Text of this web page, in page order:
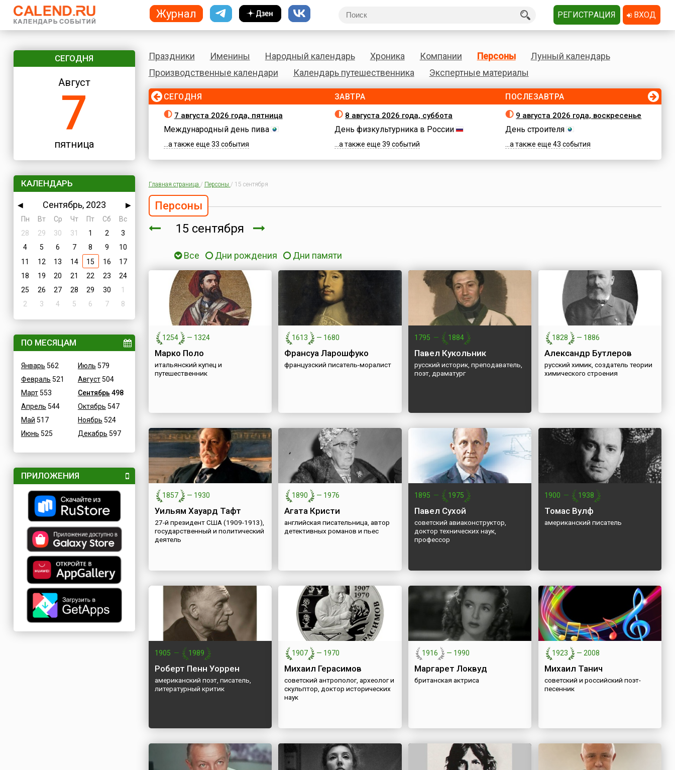
СЕГОДНЯ
Август
7
пятница
КАЛЕНДАРЬ
◀ Сентябрь, 2023
▶
Пн
Вт Ср Чт Пт Сб
Вс
28
29 30 31 1 2
3
4
5 6 7 8 9
10
11
12 13 14 15 16
17
18
19 20 21 22 23
24
25
26 27 28 29 30
1
2
3 4 5 6 7 8
ПО МЕСЯЦАМ
Январь 562
Февраль 521
Март553
Апрель 544
Май 517
Июнь 525
Июль 579
Август504
Сентябрь 498
Октябрь 547
Ноябрь 524
Декабрь 597
ПРИЛОЖЕНИЯ
Праздники Именины Народный календарь Хроника Компании Персоны
Лунный календарь
Производственные календари
Календарь путешественника Экспертные материалы
СЕГОДНЯ
7 августа 2026 года, пятница
Международный день пива
...а также еще 33 события
ЗАВТРА
8 августа 2026 года, суббота
День физкультурника в России
...а также еще 39 событий
ПОСЛЕЗАВТРА
9 августа 2026 года, воскресенье
День строителя
...а также еще 43 события
Главная страница / Персоны / 15 сентября
Персоны
15 сентября
Все Дни рождения Дни памяти
1254 — 1324
Марко Поло
итальянский купец и
путешественник
1613 — 1680
Франсуа Ларошфуко
французский писатель-моралист
1795 — 1884
Павел Кукольник
русский историк, преподаватель,
поэт, драматург
1828 — 1886
Александр Бутлеров
русский химик, создатель теории
химического строения
1857 — 1930
Уильям Хауард Тафт
27-й президент США (1909-1913),
государственный и политический
деятель
1890 — 1976
Агата Кристи
английская писательница, автор
детективных романов и пьес
1895 — 1975
Павел Сухой
советский авиаконструктор,
доктор технических наук,
профессор
1900 — 1938
Томас Вулф
американский писатель
1905 — 1989
Роберт Пенн Уоррен
американский поэт, писатель,
литературный критик
1907 — 1970
Михаил Герасимов
советский антрополог, археолог и
скульптор, доктор исторических
наук
1916 — 1990
Маргарет Локвуд
британская актриса
1923 — 2008
Михаил Танич
советский и российский поэт-
песенник
Журнал РЕГИСТРАЦИЯ ВХОД